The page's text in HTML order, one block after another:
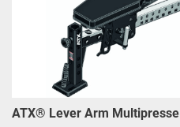
ATX® Lever Arm Multipresse